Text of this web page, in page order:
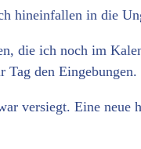
hineinfallen in die
die ich noch im
Tag den Eingebungen.
versiegt. Eine neue